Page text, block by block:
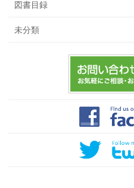
図書目録
未分類